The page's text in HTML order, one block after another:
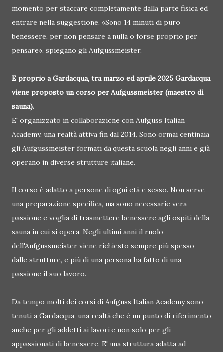
momento per staccare completamente dalla parte fisica ed
entrare nella suggestione. «Sono 14 minuti di puro
benessere, per non pensare a nulla o forse proprio per
pensare», spiegano gli Aufgussmeister.
E proprio a Gardacqua, tra marzo ed aprile 2025 Gardacqua
viene proposto un corso per Aufgussmeister (maestro di
sauna).
E' organizzato in collaborazione con Aufguss Italian
Academy, una realtà attiva fin dal 2014. Sono ormai centinaia
gli Aufgussmeister formati da questa scuola negli anni e già
operano in diverse strutture italiane.
Il corso è adatto a persone di ogni età e sesso. Non serve
una preparazione specifica, ma sono necessarie vera
passione e voglia di trasmettere benessere agli ospiti della
sauna in cui si opera. Negli ultimi anni il ruolo
dell'Aufgussmeister viene richiesto sempre più spesso
dalle strutture, e più di una persona ha fatto di una
passione il suo lavoro.
Da tempo molti dei corsi di Aufguss Italian Academy sono
tenuti a Gardacqua, una realtà che è un punto di riferimento
anche per gli addetti ai lavori e non solo per gli
appassionati di benessere. E' una struttura adatta ad